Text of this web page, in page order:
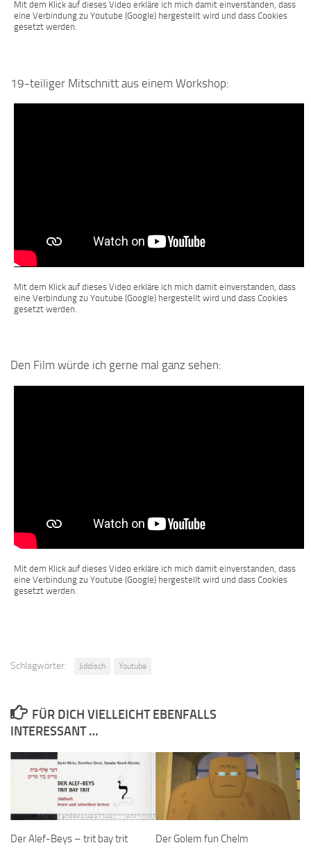
Mit dem Klick auf dieses Video erkläre ich mich damit einverstanden, dass
eine Verbindung zu Youtube (Google) hergestellt wird und dass Cookies
gesetzt werden.
19-teiliger Mitschnitt aus einem Workshop:
Mit dem Klick auf dieses Video erkläre ich mich damit einverstanden, dass
eine Verbindung zu Youtube (Google) hergestellt wird und dass Cookies
gesetzt werden.
Den Film würde ich gerne mal ganz sehen:
Mit dem Klick auf dieses Video erkläre ich mich damit einverstanden, dass
eine Verbindung zu Youtube (Google) hergestellt wird und dass Cookies
gesetzt werden.
Schlagwörter: Jiddisch Youtube
FÜR DICH VIELLEICHT EBENFALLS
INTERESSANT …
Der Alef-Beys – trit bay trit Der Golem fun Chelm